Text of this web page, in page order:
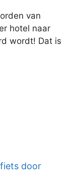
van
hotel naar
wordt! Dat is
door